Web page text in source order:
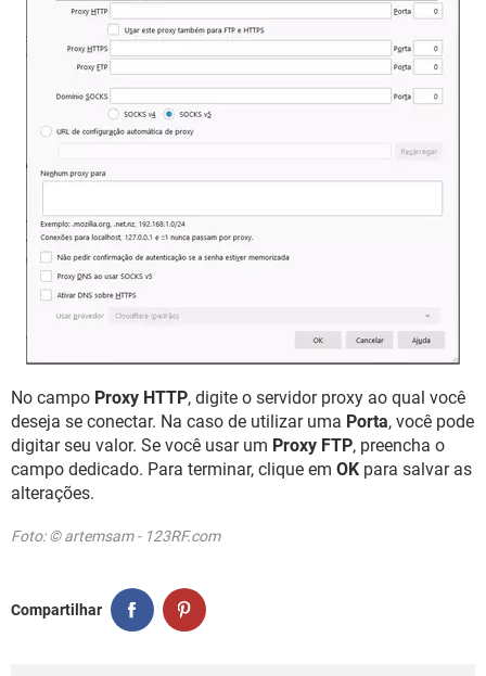
No campo Proxy HTTP, digite o servidor proxy ao qual você
deseja se conectar. Na caso de utilizar uma Porta, você pode
digitar seu valor. Se você usar um Proxy FTP, preencha o
campo dedicado. Para terminar, clique em OK para salvar as
alterações.
Foto: © artemsam - 123RF.com
Compartilhar